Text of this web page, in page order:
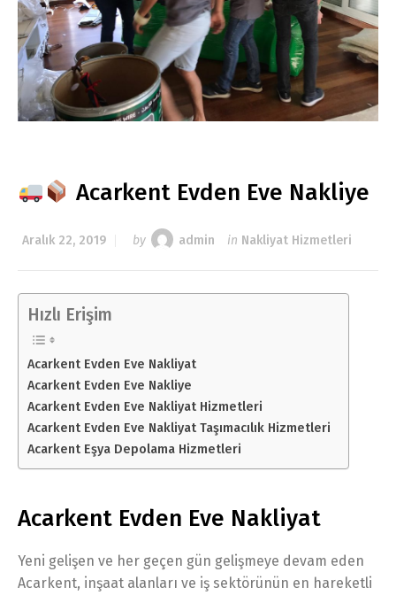
Acarkent Evden Eve Nakliye
Aralık 22, 2019 by admin in Nakliyat Hizmetleri
Hızlı Erişim
Acarkent Evden Eve Nakliyat
Acarkent Evden Eve Nakliye
Acarkent Evden Eve Nakliyat Hizmetleri
Acarkent Evden Eve Nakliyat Taşımacılık Hizmetleri
Acarkent Eşya Depolama Hizmetleri
Acarkent Evden Eve Nakliyat
Yeni gelişen ve her geçen gün gelişmeye devam eden
Acarkent, inşaat alanları ve iş sektörünün en hareketli